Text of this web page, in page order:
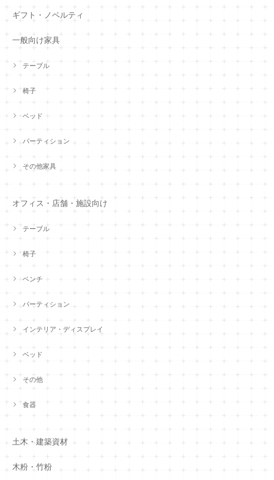
ギフト・ノベルティ
一般向け家具
テーブル
椅子
ベッド
パーティション
その他家具
オフィス・店舗・施設向け
テーブル
椅子
ベンチ
パーティション
インテリア・ディスプレイ
ベッド
その他
食器
土木・建築資材
木粉・竹粉